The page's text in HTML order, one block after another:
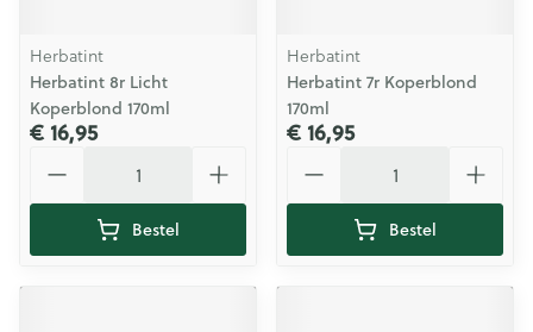
Herbatint
Herbatint 8r Licht
Koperblond 170ml
€ 16,95
Bestel
Herbatint
Herbatint 7r Koperblond
170ml
€ 16,95
Bestel